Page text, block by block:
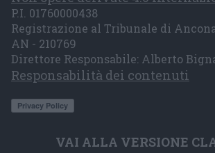
P.I. 01760000438
Registrazione al Tribunale di
AN - 210769
Direttore Responsabile: Alberto
Responsabilità dei contenuti
VAI ALLA VERSIONE